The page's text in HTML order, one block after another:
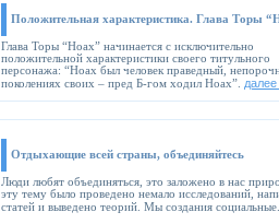
Положительная характеристика. Глава Торы
Глава Торы “Ноах” начинается с исключительно
положительной характеристики своего титульного
персонажа: “Ноах был человек праведный,
поколениях своих – пред Б-гом ходил Ноах”. далее
Отдыхающие всей страны, объединяйтесь
Люди любят объединяться, это заложено в нас
эту тему было проведено немало исследований,
статей и выведено теорий. Мы создания